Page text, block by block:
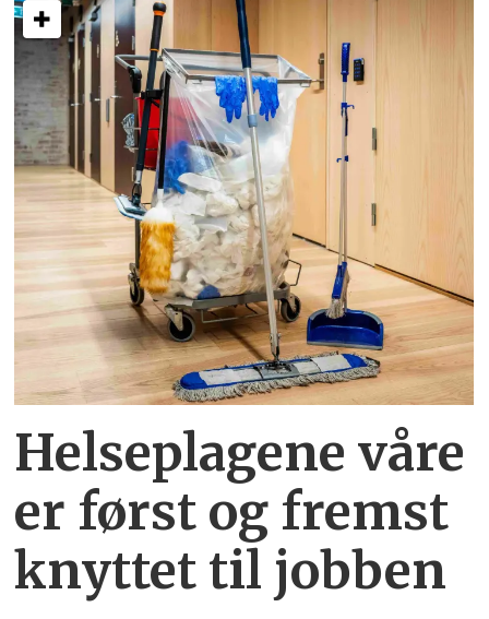
Helseplagene våre
er først og fremst
knyttet til jobben